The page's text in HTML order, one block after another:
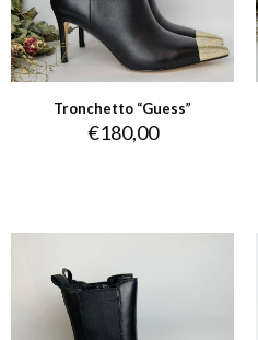
Tronchetto “Guess”
€180,00